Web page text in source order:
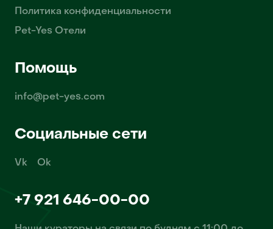
Политика конфиденциальности
Pet-Yes Отели
Помощь
info@pet-yes.com
Социальные сети
Vk Ok
+7 921 646-00-00